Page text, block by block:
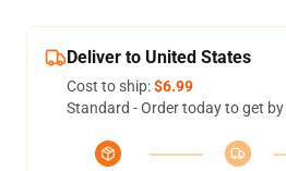
Deliver to United States
Cost to ship:$6.99
Standard - Order today to get by